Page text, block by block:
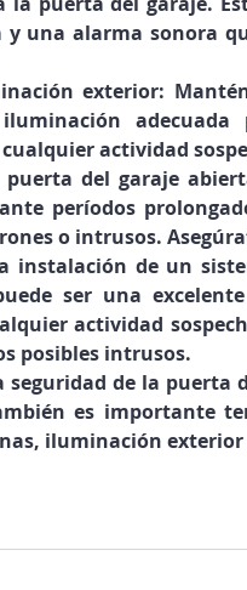
y una alarma sonora
exterior:
actividad
puerta del garaje
períodos
o intrusos.
instalación de un
ser una
actividad
posibles intrusos.
seguridad de la puerta
es importante
iluminación